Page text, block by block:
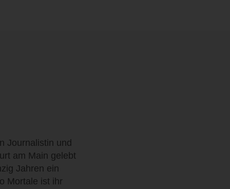
Journalistin und
am Main gelebt
Jahren ein
Mortale ist ihr